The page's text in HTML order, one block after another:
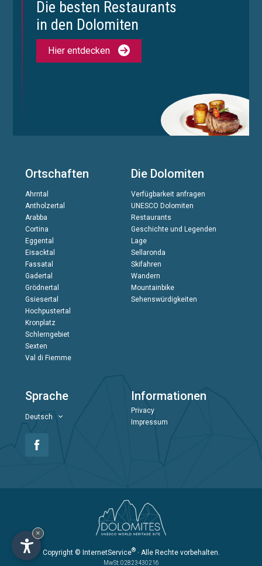
Die besten Restaurants
in den Dolomiten
Hier entdecken
Ortschaften
Ahrntal
Antholzertal
Arabba
Cortina
Eggental
Eisacktal
Fassatal
Gadertal
Grödnertal
Gsiesertal
Hochpustertal
Kronplatz
Schlerngebiet
Sexten
Val di Fiemme
Die Dolomiten
Verfügbarkeit anfragen
UNESCO Dolomiten
Restaurants
Geschichte und Legenden
Lage
Sellaronda
Skifahren
Wandern
Mountainbike
Sehenswürdigkeiten
Sprache
Deutsch
Informationen
Privacy
Impressum
Copyright © InternetService®· Alle Rechte vorbehalten.
MwSt: 02823430216
×